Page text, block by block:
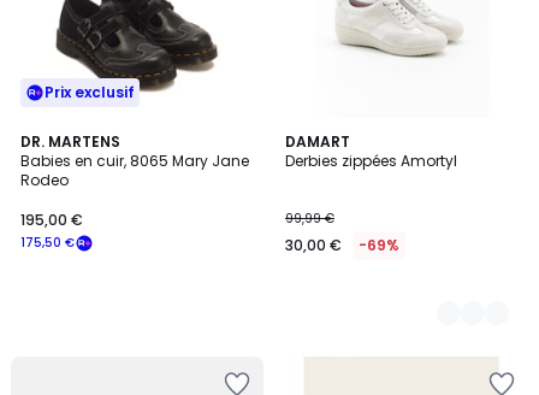
Prix exclusif
DR. MARTENS
Babies en cuir, 8065 Mary Jane
Rodeo
175,50 €
195,00 €
DAMART
Derbies zippées Amortyl
99,99 €
30,00 € -69%
2
Couleurs